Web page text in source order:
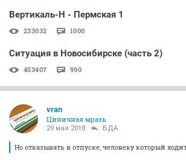
Вертикаль-Н - Пермская 1
233032 1000
Ситуация в Новосибирске (часть 2)
453407 990
vran
Циничная мразь
29 мая 2018 БДА
Но отказывать в отпуске, человеку который